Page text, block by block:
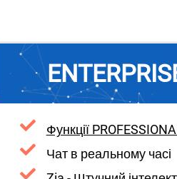
Функції
Чат в реальному часі